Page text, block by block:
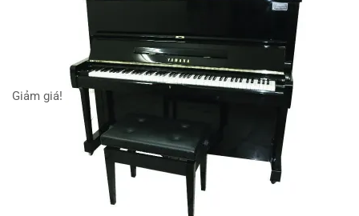
Giảm giá!